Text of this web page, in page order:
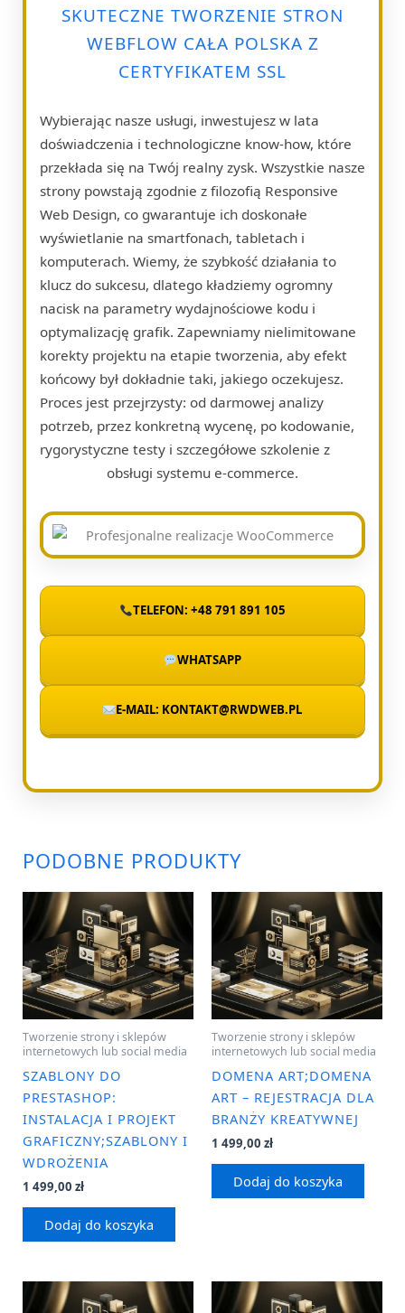
SKUTECZNE TWORZENIE STRON
WEBFLOW CAŁA POLSKA Z
CERTYFIKATEM SSL
Wybierając nasze usługi, inwestujesz w lata
doświadczenia i technologiczne know-how, które
przekłada się na Twój realny zysk. Wszystkie nasze
strony powstają zgodnie z filozofią Responsive
Web Design, co gwarantuje ich doskonałe
wyświetlanie na smartfonach, tabletach i
komputerach. Wiemy, że szybkość działania to
klucz do sukcesu, dlatego kładziemy ogromny
nacisk na parametry wydajnościowe kodu i
optymalizację grafik. Zapewniamy nielimitowane
korekty projektu na etapie tworzenia, aby efekt
końcowy był dokładnie taki, jakiego oczekujesz.
Proces jest przejrzysty: od darmowej analizy
potrzeb, przez konkretną wycenę, po kodowanie,
rygorystyczne testy i szczegółowe szkolenie z
obsługi systemu e-commerce.
TELEFON: +48 791 891 105
WHATSAPP
E-MAIL: KONTAKT@RWDWEB.PL
PODOBNE PRODUKTY
Tworzenie strony i sklepów
internetowych lub social media
SZABLONY DO
PRESTASHOP:
INSTALACJA I PROJEKT
GRAFICZNY;SZABLONY I
WDROŻENIA
1 499,00 zł
Dodaj do koszyka
Tworzenie strony i sklepów
internetowych lub social media
DOMENA ART;DOMENA
ART – REJESTRACJA DLA
BRANŻY KREATYWNEJ
1 499,00 zł
Dodaj do koszyka